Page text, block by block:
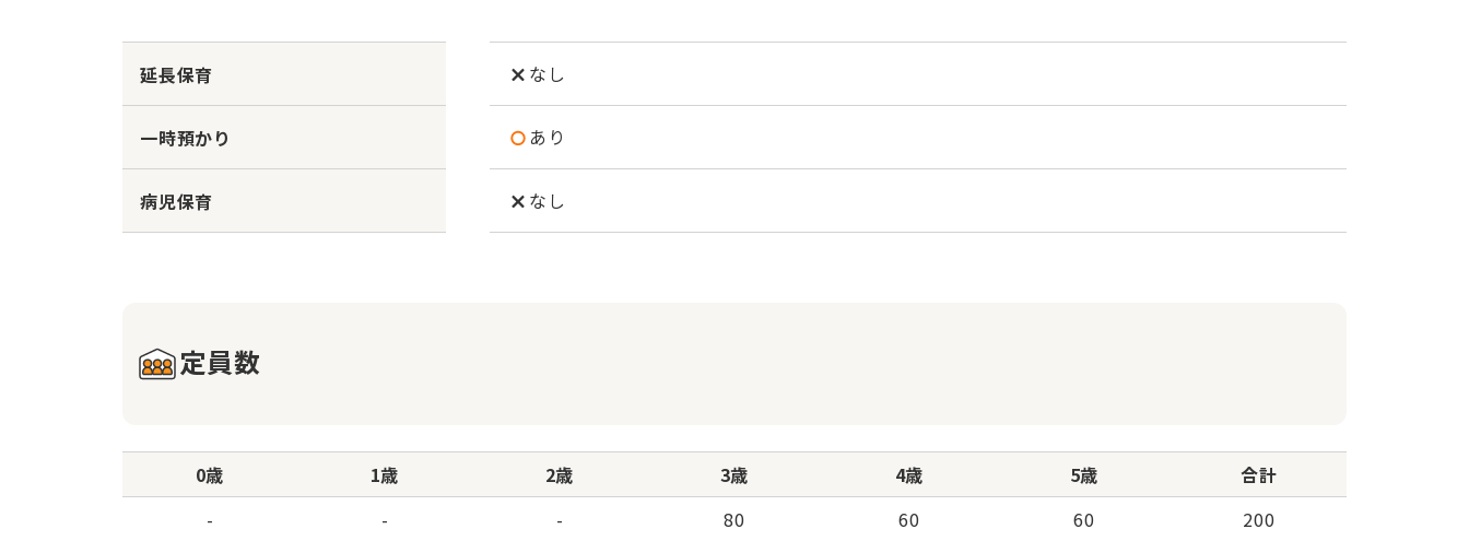
延長保育 なし
一時預かり あり
病児保育 なし
定員数
0歳 1歳 2歳 3歳 4歳 5歳
合計
-
- - 80 60 60 200